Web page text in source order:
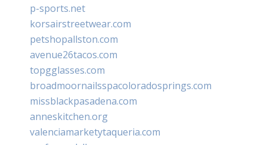
p-sports.net
korsairstreetwear.com
petshopallston.com
avenue26tacos.com
topgglasses.com
broadmoornailsspacoloradosprings.com
missblackpasadena.com
anneskitchen.org
valenciamarketytaqueria.com